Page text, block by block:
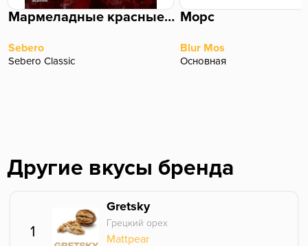
Мармеладные красные мишки
Sebero
Sebero Classic
Морс
Blur Mos
Основная
Другие вкусы бренда
1
Gretsky
Грецкий орех
Mattpear